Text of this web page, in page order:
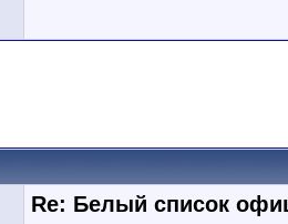
Re: Белый список